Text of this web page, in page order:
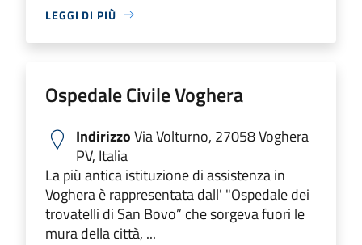
LEGGI DI PIÙ
Ospedale Civile Voghera
IndirizzoVia Volturno, 27058 Voghera
PV, Italia
La più antica istituzione di assistenza in
Voghera è rappresentata dall' "Ospedale dei
trovatelli di San Bovo” che sorgeva fuori le
mura della città, ...